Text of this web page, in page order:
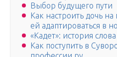
Выбор будущего пути
Как настроить дочь
ей адаптироваться в
«Кадет»: история слова
Как поступить в